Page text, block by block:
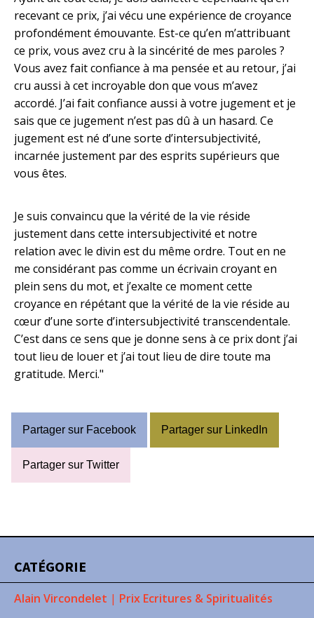
CATÉGORIE
Alain Vircondelet | Prix Ecritures & Spiritualités
recevant ce prix, j’ai vécu une expérience de croyance
profondément émouvante. Est-ce qu’en m’attribuant
ce prix, vous avez cru à la sincérité de mes paroles ?
Vous avez fait confiance à ma pensée et au retour, j’ai
cru aussi à cet incroyable don que vous m’avez
accordé. J’ai fait confiance aussi à votre jugement et je
sais que ce jugement n’est pas dû à un hasard. Ce
jugement est né d’une sorte d’intersubjectivité,
incarnée justement par des esprits supérieurs que
vous êtes.
Je suis convaincu que la vérité de la vie réside
justement dans cette intersubjectivité et notre
relation avec le divin est du même ordre. Tout en ne
me considérant pas comme un écrivain croyant en
plein sens du mot, et j’exalte ce moment cette
croyance en répétant que la vérité de la vie réside au
cœur d’une sorte d’intersubjectivité transcendentale.
C’est dans ce sens que je donne sens à ce prix dont j’ai
tout lieu de louer et j’ai tout lieu de dire toute ma
gratitude. Merci."
Partager sur Facebook Partager sur LinkedIn
Partager sur Twitter